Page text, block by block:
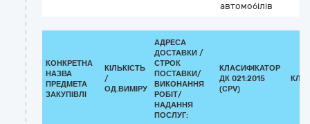
автомобілів
КОНКРЕТНА
НАЗВА
ПРЕДМЕТА
ЗАКУПІВЛІ
КІЛЬКІСТЬ
/
ОД.ВИМІРУ
АДРЕСА
ДОСТАВКИ /
СТРОК
ПОСТАВКИ/
ВИКОНАННЯ
РОБІТ/
НАДАННЯ
ПОСЛУГ:
КЛАСИФІКАТОР
ДК 021:2015
(CPV)